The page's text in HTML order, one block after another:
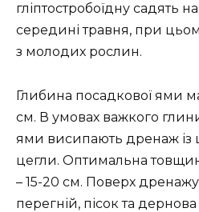
гліптостробоїдну садять
середині травня, при
з молодих рослин.
Глибина посадкової ями
см. В умовах важкого
ями висипають дренаж із
цегли. Оптимальна
– 15-20 см. Поверх
перегній, пісок та